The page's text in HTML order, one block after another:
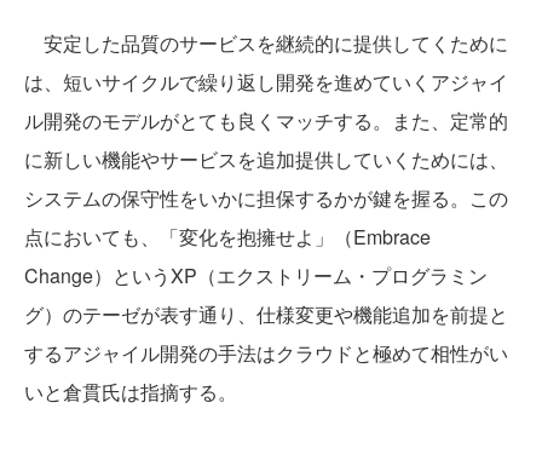
安定した品質のサービスを継続的に提供してくために
は、短いサイクルで繰り返し開発を進めていくアジャイ
ル開発のモデルがとても良くマッチする。また、定常的
に新しい機能やサービスを追加提供していくためには、
システムの保守性をいかに担保するかが鍵を握る。この
点においても、「変化を抱擁せよ」（Embrace
Change）というXP（エクストリーム・プログラミン
グ）のテーゼが表す通り、仕様変更や機能追加を前提と
するアジャイル開発の手法はクラウドと極めて相性がい
いと倉貫氏は指摘する。